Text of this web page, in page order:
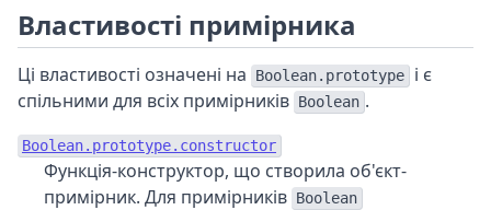
Властивості примірника
Ці властивості означені на Boolean.prototype
і є
спільними для всіх примірників Boolean .
Boolean.prototype.constructor
Функція-конструктор, що створила об'єкт-
примірник. Для примірників Boolean